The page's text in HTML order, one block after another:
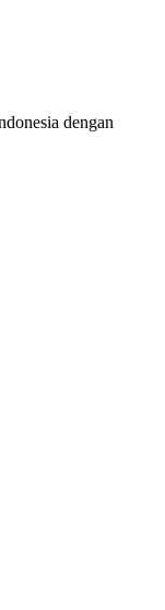
dengan